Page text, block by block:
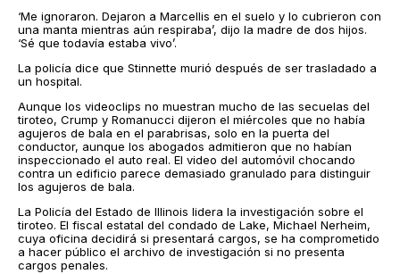
‘Me ignoraron. Dejaron a Marcellis en el suelo y lo cubrieron con
una manta mientras aún respiraba’, dijo la madre de dos hijos.
‘Sé que todavía estaba vivo’.
La policía dice que Stinnette murió después de ser trasladado a
un hospital.
Aunque los videoclips no muestran mucho de las secuelas del
tiroteo, Crump y Romanucci dijeron el miércoles que no había
agujeros de bala en el parabrisas, solo en la puerta del
conductor, aunque los abogados admitieron que no habían
inspeccionado el auto real. El video del automóvil chocando
contra un edificio parece demasiado granulado para distinguir
los agujeros de bala.
La Policía del Estado de Illinois lidera la investigación sobre el
tiroteo. El fiscal estatal del condado de Lake, Michael Nerheim,
cuya oficina decidirá si presentará cargos, se ha comprometido
a hacer público el archivo de investigación si no presenta
cargos penales.